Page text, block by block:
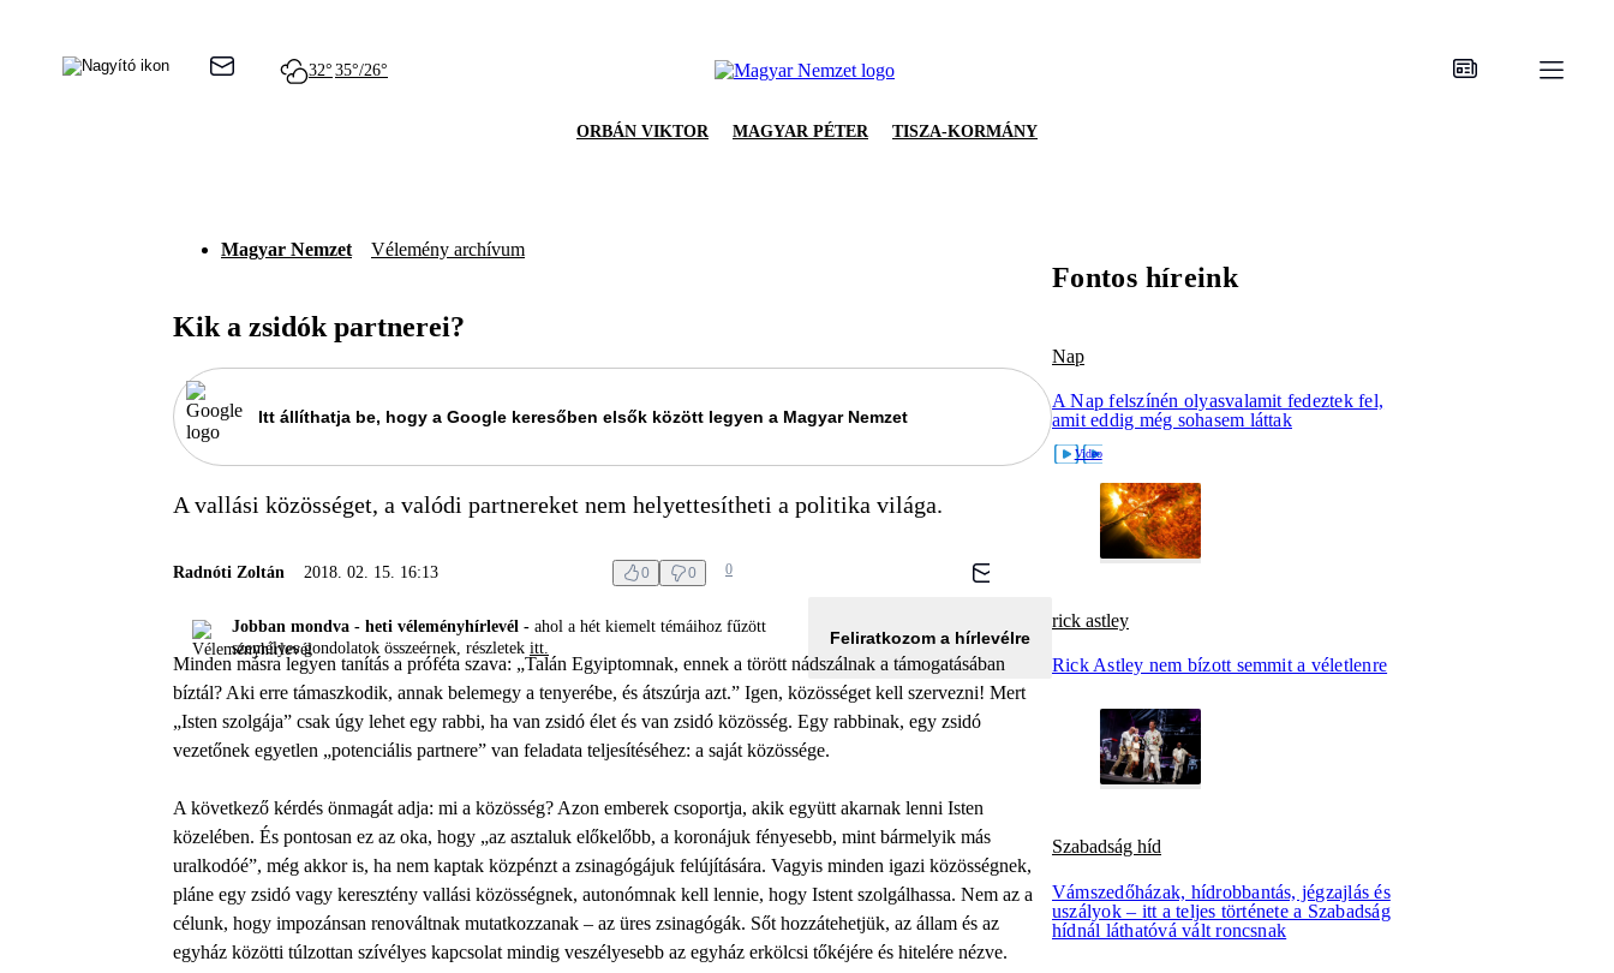
32° 35°/26°
ORBÁN VIKTOR MAGYAR PÉTER TISZA-KORMÁNY
Magyar Nemzet Vélemény archívum
Kik a zsidók partnerei?
Itt állíthatja be, hogy a Google keresőben elsők között legyen a Magyar Nemzet
A vallási közösséget, a valódi partnereket nem helyettesítheti a politika világa.
Radnóti Zoltán 2018. 02. 15. 16:13 0 0 0
Jobban mondva - heti véleményhírlevél - ahol a hét kiemelt témáihoz fűzött
személyes gondolatok összeérnek, részletek itt.
Feliratkozom a hírlevélre
Minden másra legyen tanítás a próféta szava: „Talán Egyiptomnak, ennek a törött nádszálnak a támogatásában
bíztál? Aki erre támaszkodik, annak belemegy a tenyerébe, és átszúrja azt.” Igen, közösséget kell szervezni! Mert
„Isten szolgája” csak úgy lehet egy rabbi, ha van zsidó élet és van zsidó közösség. Egy rabbinak, egy zsidó
vezetőnek egyetlen „potenciális partnere” van feladata teljesítéséhez: a saját közössége.
A következő kérdés önmagát adja: mi a közösség? Azon emberek csoportja, akik együtt akarnak lenni Isten
közelében. És pontosan ez az oka, hogy „az asztaluk előkelőbb, a koronájuk fényesebb, mint bármelyik más
uralkodóé”, még akkor is, ha nem kaptak közpénzt a zsinagógájuk felújítására. Vagyis minden igazi közösségnek,
pláne egy zsidó vagy keresztény vallási közösségnek, autonómnak kell lennie, hogy Istent szolgálhassa. Nem az a
célunk, hogy impozánsan renováltnak mutatkozzanak – az üres zsinagógák. Sőt hozzátehetjük, az állam és az
egyház közötti túlzottan szívélyes kapcsolat mindig veszélyesebb az egyház erkölcsi tőkéjére és hitelére nézve.
Fontos híreink
Nap
A Nap felszínén olyasvalamit fedeztek fel,
amit eddig még sohasem láttak
rick astley
Rick Astley nem bízott semmit a véletlenre
Szabadság híd
Vámszedőházak, hídrobbantás, jégzajlás és
uszályok – itt a teljes története a Szabadság
hídnál láthatóvá vált roncsnak